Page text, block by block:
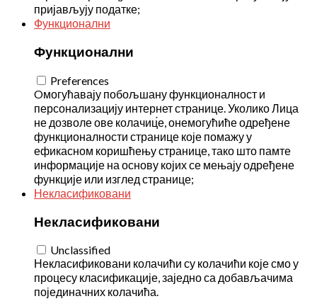
пријављују податке;
Функционални
Функционални
Preferences
Oмогућавају побољшану функционалност и
персонализацију интернет странице. Уколико Лица
не дозволе ове колачиц́е, онемогућиће одређене
функционалности странице које помажу у
ефикасном коришћењу странице, тако што памте
информације на основу којих се мењају одређене
функције или изглед странице;
Некласификовани
Некласификовани
Unclassified
Некласификовани колачићи су колачићи које смо у
процесу класификације, заједно са добављачима
појединачних колачића.